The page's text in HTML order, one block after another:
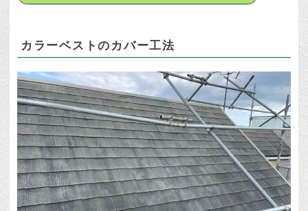
カラーベストのカバー工法